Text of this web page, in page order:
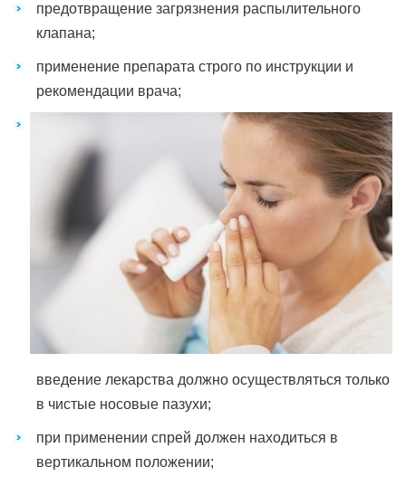
предотвращение загрязнения распылительного
клапана;
применение препарата строго по инструкции и
рекомендации врача;
введение лекарства должно осуществляться только
в чистые носовые пазухи;
при применении спрей должен находиться в
вертикальном положении;